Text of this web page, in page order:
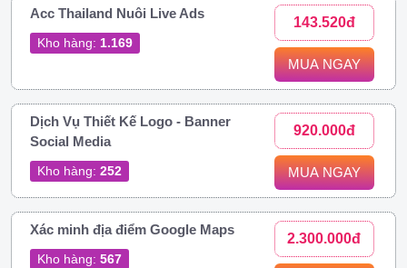
Acc Thailand Nuôi Live Ads
Kho hàng: 1.169
143.520đ
MUA NGAY
Dịch Vụ Thiết Kế Logo - Banner
Social Media
Kho hàng: 252
920.000đ
MUA NGAY
Xác minh địa điểm Google Maps
Kho hàng: 567
2.300.000đ